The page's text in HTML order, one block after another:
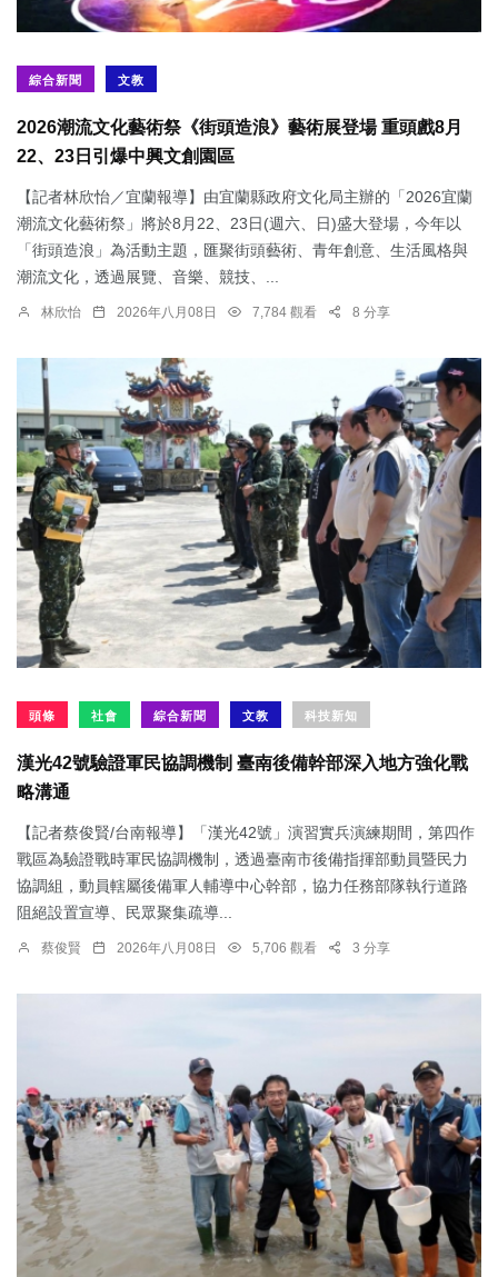
綜合新聞 文教
2026潮流文化藝術祭《街頭造浪》藝術展登場 重頭戲8月
22、23日引爆中興文創園區
【記者林欣怡／宜蘭報導】由宜蘭縣政府文化局主辦的「2026宜蘭
潮流文化藝術祭」將於8月22、23日(週六、日)盛大登場，今年以
「街頭造浪」為活動主題，匯聚街頭藝術、青年創意、生活風格與
潮流文化，透過展覽、音樂、競技、...
林欣怡 2026年八月08日 7,784 觀看 8 分享
頭條 社會 綜合新聞 文教 科技新知
漢光42號驗證軍民協調機制 臺南後備幹部深入地方強化戰
略溝通
【記者蔡俊賢/台南報導】「漢光42號」演習實兵演練期間，第四作
戰區為驗證戰時軍民協調機制，透過臺南市後備指揮部動員暨民力
協調組，動員轄屬後備軍人輔導中心幹部，協力任務部隊執行道路
阻絕設置宣導、民眾聚集疏導...
蔡俊賢 2026年八月08日 5,706 觀看 3 分享